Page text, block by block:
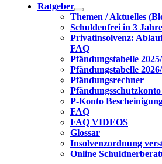
Ratgeber
Themen / Aktuelles
Schuldenfrei in 3
Privatinsolvenz:
FAQ
Pfändungstabelle
Pfändungstabelle
Pfändungsrechner
P-Konto
FAQ
FAQ VIDEOS
Glossar
Insolvenzordnung
Online